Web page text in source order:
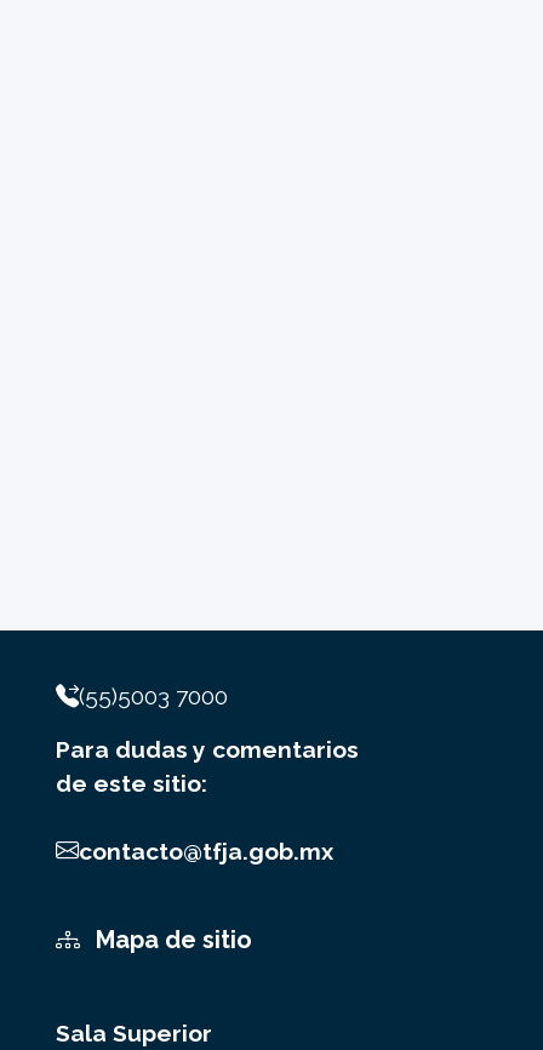
(55)5003 7000
Para dudas y comentarios
de este sitio:
contacto@tfja.gob.mx
Mapa de sitio
Sala Superior